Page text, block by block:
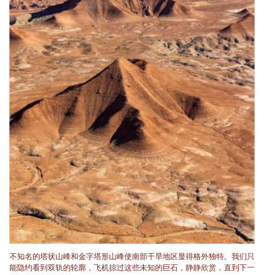
不知名的塔状山峰和金字塔形山峰使南部干旱地区显得格外独特。我们只
能隐约看到双轨的轮廓，飞机掠过这些未知的巨石，静静欣赏，直到下一